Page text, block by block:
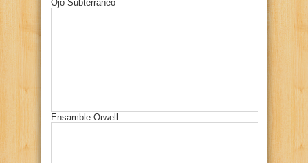
Ojo Subterráneo
Ensamble Orwell